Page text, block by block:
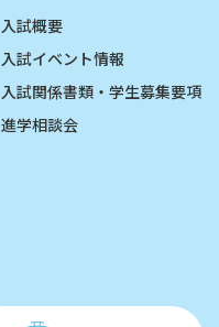
入試概要
入試イベント情報
入試関係書類・学生募集要項
進学相談会